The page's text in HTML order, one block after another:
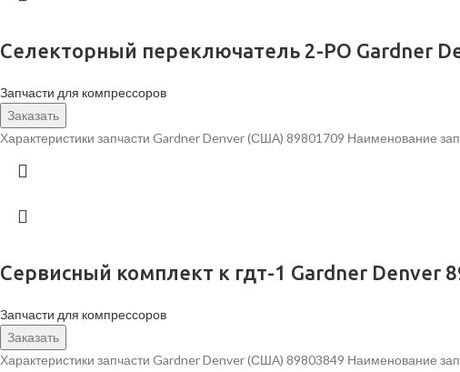
Селекторный переключатель 2-PO Gardner
Запчасти для компрессоров
Заказать
Характеристики запчасти Gardner Denver (США) 89801709 Наименование
Сервисный комплект к гдт-1 Gardner Denver
Запчасти для компрессоров
Заказать
Характеристики запчасти Gardner Denver (США) 89803849 Наименование